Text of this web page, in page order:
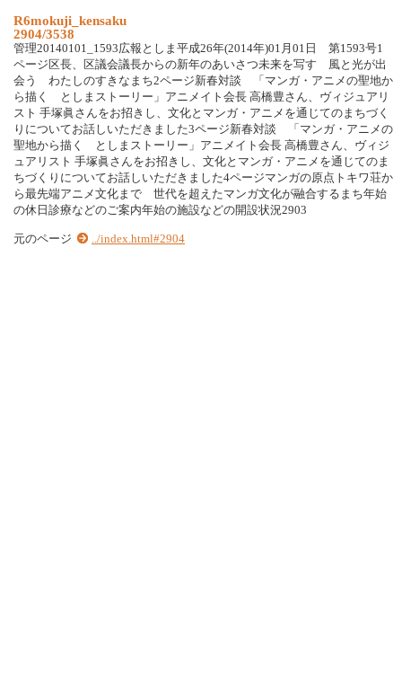
R6mokuji_kensaku
2904/3538
管理20140101_1593広報としま平成26年(2014年)01月01日 第1593号1
ページ区長、区議会議長からの新年のあいさつ未来を写す 風と光が出
会う わたしのすきなまち2ページ新春対談 「マンガ・アニメの聖地か
ら描く としまストーリー」アニメイト会長 高橋豊さん、ヴィジュアリ
スト 手塚眞さんをお招きし、文化とマンガ・アニメを通じてのまちづく
りについてお話しいただきました3ページ新春対談 「マンガ・アニメの
聖地から描く としまストーリー」アニメイト会長 高橋豊さん、ヴィジ
ュアリスト 手塚眞さんをお招きし、文化とマンガ・アニメを通じてのま
ちづくりについてお話しいただきました4ページマンガの原点トキワ荘か
ら最先端アニメ文化まで 世代を超えたマンガ文化が融合するまち年始
の休日診療などのご案内年始の施設などの開設状況2903
元のページ ../index.html#2904